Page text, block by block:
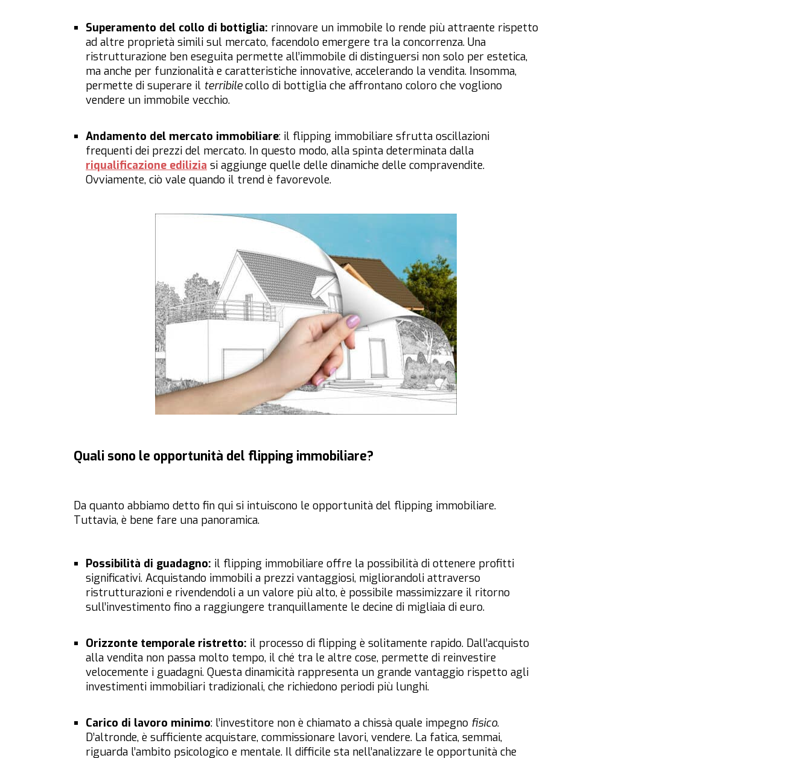
Superamento del collo di bottiglia: rinnovare un immobile lo rende più attraente rispetto
ad altre proprietà simili sul mercato, facendolo emergere tra la concorrenza. Una
ristrutturazione ben eseguita permette all’immobile di distinguersi non solo per estetica,
ma anche per funzionalità e caratteristiche innovative, accelerando la vendita. Insomma,
permette di superare il terribilecollo di bottiglia che affrontano coloro che vogliono
vendere un immobile vecchio.
Andamento del mercato immobiliare: il flipping immobiliare sfrutta oscillazioni
frequenti dei prezzi del mercato. In questo modo, alla spinta determinata dalla
riqualificazione edilizia si aggiunge quelle delle dinamiche delle compravendite.
Ovviamente, ciò vale quando il trend è favorevole.
Quali sono le opportunità del flipping immobiliare?
Da quanto abbiamo detto fin qui si intuiscono le opportunità del flipping immobiliare.
Tuttavia, è bene fare una panoramica.
Possibilità di guadagno: il flipping immobiliare offre la possibilità di ottenere profitti
significativi. Acquistando immobili a prezzi vantaggiosi, migliorandoli attraverso
ristrutturazioni e rivendendoli a un valore più alto, è possibile massimizzare il ritorno
sull’investimento fino a raggiungere tranquillamente le decine di migliaia di euro.
Orizzonte temporale ristretto: il processo di flipping è solitamente rapido. Dall’acquisto
alla vendita non passa molto tempo, il ché tra le altre cose, permette di reinvestire
velocemente i guadagni. Questa dinamicità rappresenta un grande vantaggio rispetto agli
investimenti immobiliari tradizionali, che richiedono periodi più lunghi.
Carico di lavoro minimo: l’investitore non è chiamato a chissà quale impegno fisico.
D’altronde, è sufficiente acquistare, commissionare lavori, vendere. La fatica, semmai,
riguarda l’ambito psicologico e mentale. Il difficile sta nell’analizzare le opportunità che